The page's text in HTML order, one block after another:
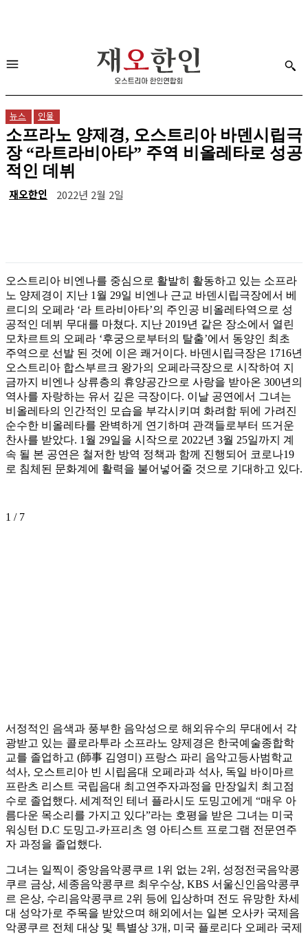
뉴스 인물
소프라노 양제경, 오스트리아 바덴시립극
장 “라트라비아타” 주역 비올레타로 성공
적인 데뷔
재오한인 2022년 2월 2일
오스트리아 비엔나를 중심으로 활발히 활동하고 있는 소프라
노 양제경이 지난 1월 29일 비엔나 근교 바덴시립극장에서 베
르디의 오페라 ‘라 트라비아타’의 주인공 비올레타역으로 성
공적인 데뷔 무대를 마쳤다. 지난 2019년 같은 장소에서 열린
모차르트의 오페라 ‘후궁으로부터의 탈출’에서 동양인 최초
주역으로 선발 된 것에 이은 쾌거이다. 바덴시립극장은 1716년
오스트리아 합스부르크 왕가의 오페라극장으로 시작하여 지
금까지 비엔나 상류층의 휴양공간으로 사랑을 받아온 300년의
역사를 자랑하는 유서 깊은 극장이다. 이날 공연에서 그녀는
비올레타의 인간적인 모습을 부각시키며 화려함 뒤에 가려진
순수한 비올레타를 완벽하게 연기하며 관객들로부터 뜨거운
찬사를 받았다. 1월 29일을 시작으로 2022년 3월 25일까지 계
속 될 본 공연은 철저한 방역 정책과 함께 진행되어 코로나19
로 침체된 문화계에 활력을 불어넣어줄 것으로 기대하고 있다.
1 / 7
서정적인 음색과 풍부한 음악성으로 해외유수의 무대에서 각
광받고 있는 콜로라투라 소프라노 양제경은 한국예술종합학
교를 졸업하고 (師事 김영미) 프랑스 파리 음악고등사범학교
석사, 오스트리아 빈 시립음대 오페라과 석사, 독일 바이마르
프란츠 리스트 국립음대 최고연주자과정을 만장일치 최고점
수로 졸업했다. 세계적인 테너 플라시도 도밍고에게 “매우 아
름다운 목소리를 가지고 있다”라는 호평을 받은 그녀는 미국
워싱턴 D.C 도밍고-카프리츠 영 아티스트 프로그램 전문연주
자 과정을 졸업했다.
그녀는 일찍이 중앙음악콩쿠르 1위 없는 2위, 성정전국음악콩
쿠르 금상, 세종음악콩쿠르 최우수상, KBS 서울신인음악콩쿠
르 은상, 수리음악콩쿠르 2위 등에 입상하며 전도 유망한 차세
대 성악가로 주목을 받았으며 해외에서는 일본 오사카 국제음
악콩쿠르 전체 대상 및 특별상 3개, 미국 플로리다 오페라 국제